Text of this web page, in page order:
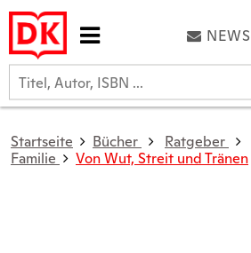
Startseite Bücher Ratgeber
Familie
Von Wut, Streit und Tränen